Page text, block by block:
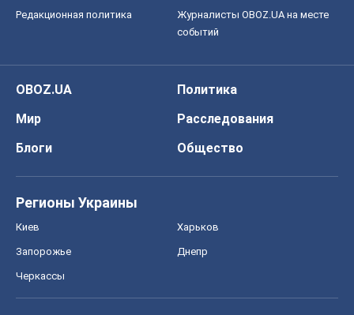
Редакционная политика
Журналисты OBOZ.UA на месте
событий
OBOZ.UA
Политика
Мир
Расследования
Блоги
Общество
Регионы Украины
Киев Харьков
Запорожье Днепр
Черкассы